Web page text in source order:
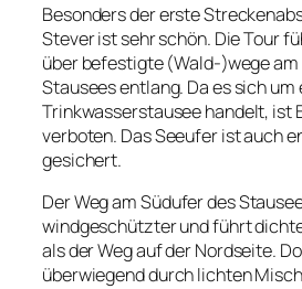
Besonders der erste
Stever ist sehr schön. Die Tour
über befestigte (Wald-)wege
Stausees entlang. Da es sich um
Trinkwasserstausee handelt, ist
verboten. Das Seeufer ist auch
gesichert.
Der Weg am Südufer des
windgeschützter und führt
als der Weg auf der Nordseite.
überwiegend durch lichten